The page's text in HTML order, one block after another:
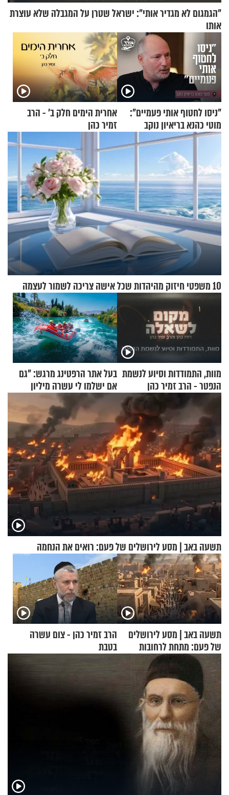
"הגמגום לא מגדיר אותי": ישראל שטרן על המגבלה שלא עוצרת
אותו
"ניסו לחטוף אותי פעמיים":
מוטי כהנא בריאיון נוקב
אחרית הימים חלק ב’ - הרב
זמיר כהן
10 משפטי חיזוק מהיהדות שכל אישה צריכה לשמור לעצמה
מוות, התמודדות וסיוע לנשמת
הנפטר - הרב זמיר כהן
בעל אתר הרפטינג מרגש: "גם
אם ישלמו לי עשרה מיליון
שקלים - לא אפתח בשבת"
תשעה באב | מסע לירושלים של פעם: רואים את הנחמה
תשעה באב | מסע לירושלים
של פעם: מתחת לרחובות
ירושלים
הרב זמיר כהן - צום עשרה
בטבת